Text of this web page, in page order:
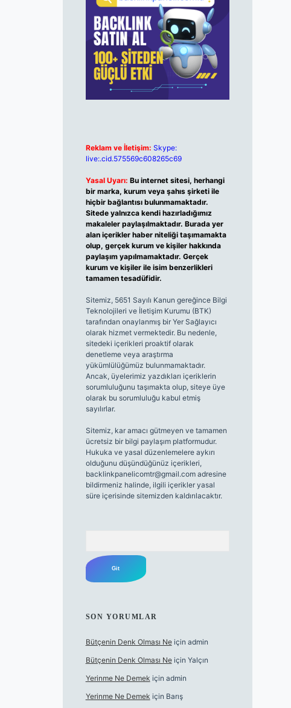
Reklam ve İletişim: Skype:
live:.cid.575569c608265c69
Yasal Uyarı: Bu internet sitesi, herhangi
bir marka, kurum veya şahıs şirketi ile
hiçbir bağlantısı bulunmamaktadır.
Sitede yalnızca kendi hazırladığımız
makaleler paylaşılmaktadır. Burada yer
alan içerikler haber niteliği taşımamakta
olup, gerçek kurum ve kişiler hakkında
paylaşım yapılmamaktadır. Gerçek
kurum ve kişiler ile isim benzerlikleri
tamamen tesadüfidir.
Sitemiz, 5651 Sayılı Kanun gereğince Bilgi
Teknolojileri ve İletişim Kurumu (BTK)
tarafından onaylanmış bir Yer Sağlayıcı
olarak hizmet vermektedir. Bu nedenle,
sitedeki içerikleri proaktif olarak
denetleme veya araştırma
yükümlülüğümüz bulunmamaktadır.
Ancak, üyelerimiz yazdıkları içeriklerin
sorumluluğunu taşımakta olup, siteye üye
olarak bu sorumluluğu kabul etmiş
sayılırlar.
Sitemiz, kar amacı gütmeyen ve tamamen
ücretsiz bir bilgi paylaşım platformudur.
Hukuka ve yasal düzenlemelere aykırı
olduğunu düşündüğünüz içerikleri,
backlinkpanelicomtr@gmail.comadresine
bildirmeniz halinde, ilgili içerikler yasal
süre içerisinde sitemizden kaldırılacaktır.
SON YORUMLAR
Bütçenin Denk Olması Neiçin admin
Bütçenin Denk Olması Neiçin Yalçın
Yerinme Ne Demek için admin
Yerinme Ne Demek için Barış